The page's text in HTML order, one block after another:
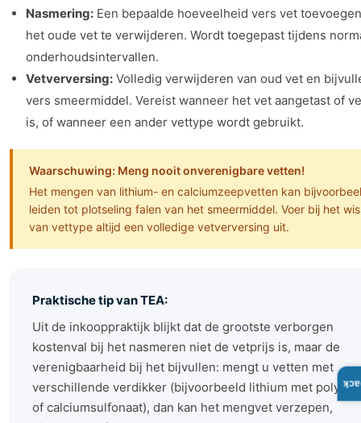
Nasmering: Een bepaalde hoeveelheid vers vet
het oude vet te verwijderen. Wordt toegepast tijdens
onderhoudsintervallen.
Vetverversing: Volledig verwijderen van oud vet en
vers smeermiddel. Vereist wanneer het vet aangetast of
is, of wanneer een ander vettype wordt gebruikt.
Waarschuwing: Meng nooit onverenigbare vetten!
Het mengen van lithium- en calciumzeepvetten kan
leiden tot plotseling falen van het smeermiddel. Voer bij het
van vettype altijd een volledige vetverversing uit.
Praktische tip van TEA:
Uit de inkooppraktijk blijkt dat de grootste verborgen
kostenval bij het nasmeren niet de vetprijs is, maar de
verenigbaarheid bij het bijvullen: mengt u vetten met
verschillende verdikker (bijvoorbeeld lithium met
of calciumsulfonaat), dan kan het mengvet verzepen,